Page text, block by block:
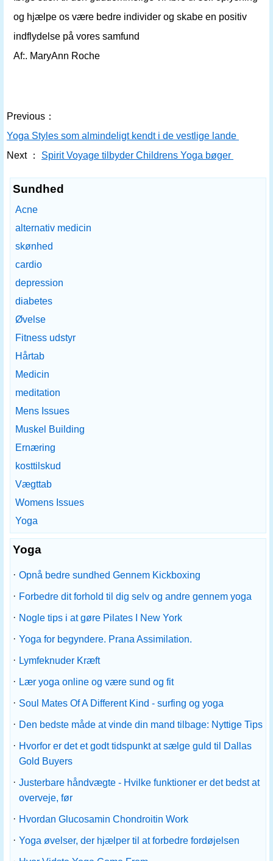
og hjælpe os være bedre individer og skabe en positiv
indflydelse på vores samfund
Af:. MaryAnn Roche
Previous：
Yoga Styles som almindeligt kendt i de vestlige lande
Next ：
Spirit Voyage tilbyder Childrens Yoga bøger
Sundhed
Acne
alternativ medicin
skønhed
cardio
depression
diabetes
Øvelse
Fitness udstyr
Hårtab
Medicin
meditation
Mens Issues
Muskel Building
Ernæring
kosttilskud
Vægttab
Womens Issues
Yoga
Yoga
· Opnå bedre sundhed Gennem Kickboxing
· Forbedre dit forhold til dig selv og andre gennem yoga
· Nogle tips i at gøre Pilates I New York
· Yoga for begyndere. Prana Assimilation.
· Lymfeknuder Kræft
· Lær yoga online og være sund og fit
· Soul Mates Of A Different Kind - surfing og yoga
· Den bedste måde at vinde din mand tilbage: Nyttige Tips
· Hvorfor er det et godt tidspunkt at sælge guld til Dallas
Gold Buyers
· Justerbare håndvægte - Hvilke funktioner er det bedst at
overveje, før
· Hvordan Glucosamin Chondroitin Work
· Yoga øvelser, der hjælper til at forbedre fordøjelsen